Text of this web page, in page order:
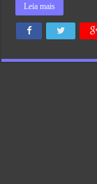
Leia mais